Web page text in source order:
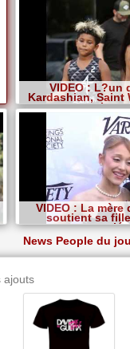
VIDEO : L?un
Kardashian, Saint
VIDEO : La
soutient sa
News People du
ajouts